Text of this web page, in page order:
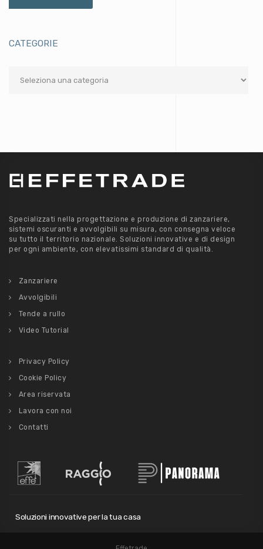
CATEGORIE
Specializzati nella progettazione e produzione di zanzariere,
sistemi oscuranti e avvolgibili su misura, con consegna veloce
su tutto il territorio nazionale. Soluzioni innovative e di design
per ogni ambiente, con elevatissimi standard di qualità.
Zanzariere
Avvolgibili
Tende a rullo
Video Tutorial
Privacy Policy
Cookie Policy
Area riservata
Lavora con noi
Contatti
Soluzioni innovative per la tua casa